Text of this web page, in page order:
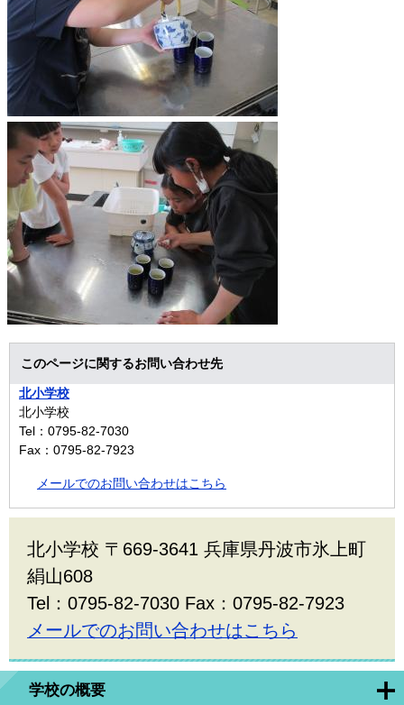
学校の概要
このページに関するお問い合わせ先
北小学校
北小学校
Tel：0795-82-7030
Fax：0795-82-7923
メールでのお問い合わせはこちら
北小学校 〒669-3641 兵庫県丹波市氷上町
絹山608
Tel：0795-82-7030 Fax：0795-82-7923
メールでのお問い合わせはこちら